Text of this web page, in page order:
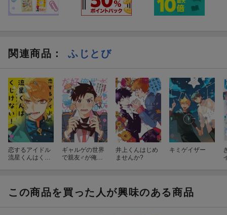
関連商品 ： ふじとび
恋するアイドル
流星くんはくじ
ギャルゲの世界
で親友♂が俺を
井上くんはじめ
ませんか?
キミゲイザー
この商品を買った人が興味のある商品